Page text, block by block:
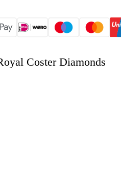
Coster Diamonds